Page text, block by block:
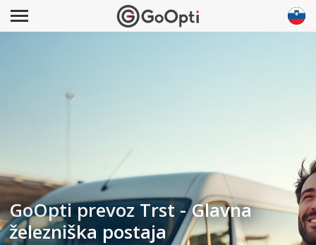
GoOpti prevoz Trst - Glavna
železniška postaja